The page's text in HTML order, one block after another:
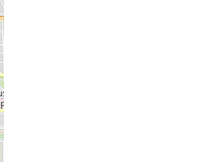
für eine offene, solidarische
Werte sowie gegen
vergleichbare Qualifikation bildet
Personal-, Organisations- und